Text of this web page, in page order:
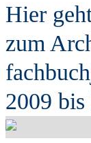
Hier
zum
fachb
2009 bis